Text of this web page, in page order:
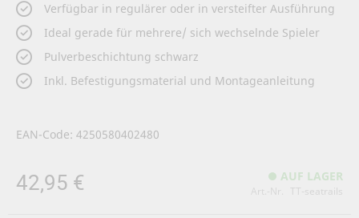
Verfügbar in regulärer oder in versteifter Ausführung
Ideal gerade für mehrere/ sich wechselnde Spieler
Pulverbeschichtung schwarz
Inkl. Befestigungsmaterial und Montageanleitung
42,95 € AUF LAGER
Art.-Nr. TT-seatrails
EAN-Code: 4250580402480